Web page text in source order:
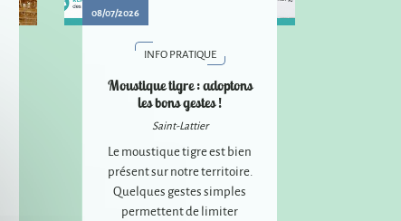
08/07/2026
INFO PRATIQUE
Moustique tigre : adoptons
les bons gestes !
Saint-Lattier
Le moustique tigre est bien
présent sur notre territoire.
Quelques gestes simples
permettent de limiter